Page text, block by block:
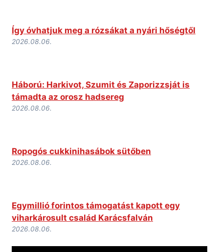
Így óvhatjuk meg a rózsákat a nyári hőségtől
2026.08.06.
Háború: Harkivot, Szumit és Zaporizzsját is
támadta az orosz hadsereg
2026.08.06.
Ropogós cukkinihasábok sütőben
2026.08.06.
Egymillió forintos támogatást kapott egy
viharkárosult család Karácsfalván
2026.08.06.